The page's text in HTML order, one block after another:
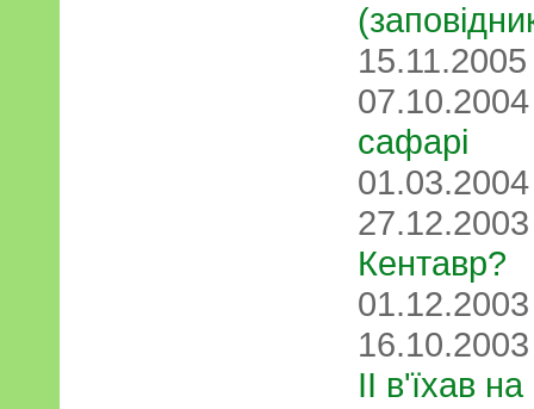
сафарі
Кентавр?
ІІ в'їхав